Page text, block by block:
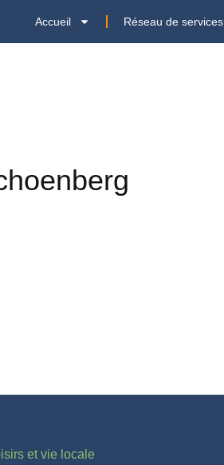
Accueil Réseau de services
et vie locale